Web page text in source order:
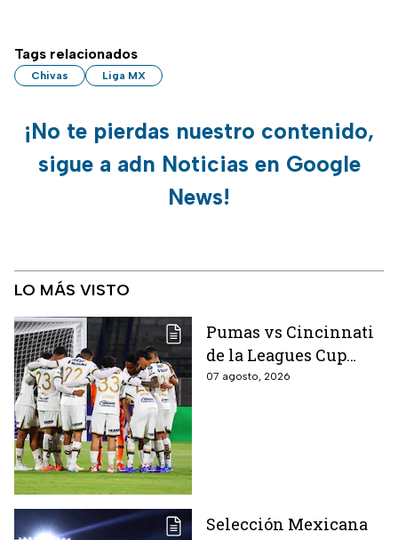
Tags relacionados
Chivas Liga MX
¡No te pierdas nuestro contenido,
sigue a adn Noticias en Google
News!
LO MÁS VISTO
Pumas vs Cincinnati
de la Leagues Cup
2026 es pospuesto
07 agosto, 2026
Selección Mexicana